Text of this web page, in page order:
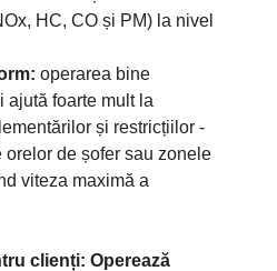
HC, CO și PM) la nivel
operarea bine
ajută foarte mult la
și restricțiilor -
orelor de șofer sau zonele
viteza maximă a
clienți: Operează